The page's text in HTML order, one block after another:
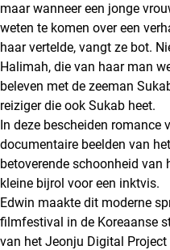
maar wanneer een jonge
weten te komen over een
haar vertelde, vangt ze bot.
Halimah, die van haar man
beleven met de zeeman
reiziger die ook Sukab heet.
In deze bescheiden romance
documentaire beelden van
betoverende schoonheid van
kleine bijrol voor een inktvis.
Edwin maakte dit moderne
filmfestival in de Koreaanse
van het Jeonju Digital